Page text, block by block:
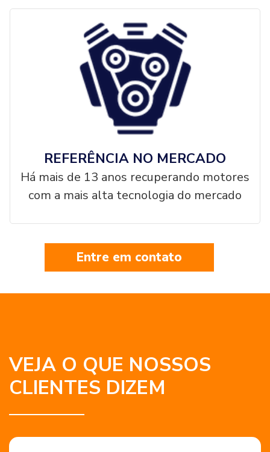
REFERÊNCIA NO MERCADO
Há mais de 13 anos recuperando motores
com a mais alta tecnologia do mercado
Entre em contato
VEJA O QUE NOSSOS
CLIENTES DIZEM